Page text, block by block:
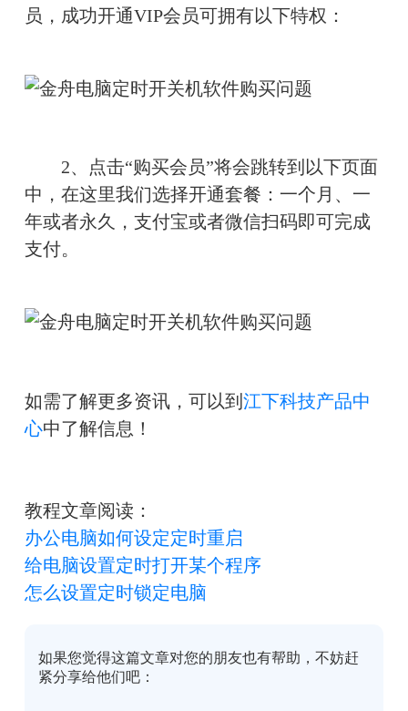
员，成功开通VIP会员可拥有以下特权：
2、点击“购买会员”将会跳转到以下页面
中，在这里我们选择开通套餐：一个月、一
年或者永久，支付宝或者微信扫码即可完成
支付。
如需了解更多资讯，可以到 江下科技产品中
心中了解信息！
教程文章阅读：
办公电脑如何设定定时重启
给电脑设置定时打开某个程序
怎么设置定时锁定电脑
如果您觉得这篇文章对您的朋友也有帮助，不妨赶
紧分享给他们吧：